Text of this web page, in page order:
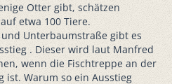
Otter gibt, schätzen
etwa 100 Tiere.
Unterbaumstraße gibt es
. Dieser wird laut Manfred
wenn die Fischtreppe an der
ist. Warum so ein Ausstieg